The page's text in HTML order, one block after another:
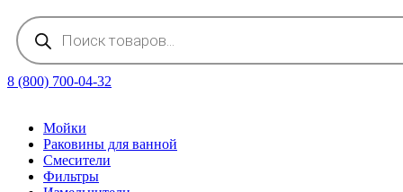
Поиск
товаров
8 (800) 700-04-32
Мойки
Раковины для ванной
Смесители
Фильтры